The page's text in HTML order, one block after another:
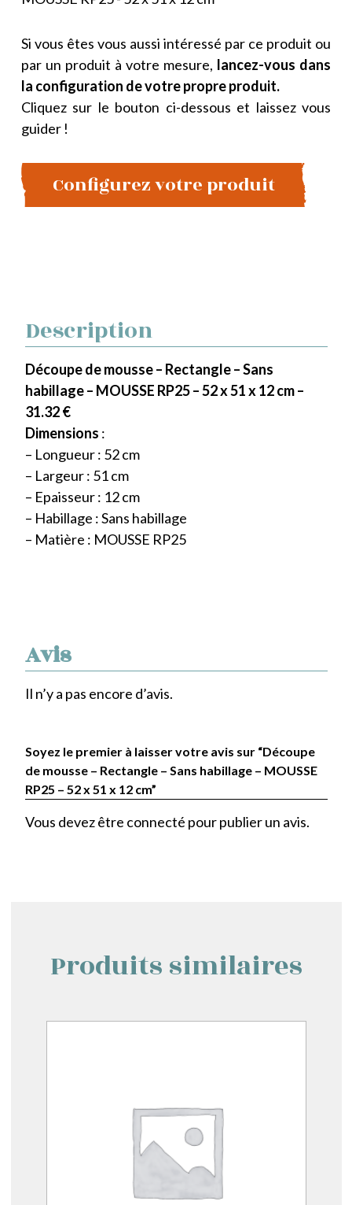
Si vous êtes vous aussi intéressé par ce produit ou
par un produit à votre mesure, lancez-vous dans
la configuration de votre propre produit.
Cliquez sur le bouton ci-dessous et laissez vous
guider !
Configurez votre produit
Avis
Il n’y a pas encore d’avis.
Soyez le premier à laisser votre avis sur “Découpe
de mousse – Rectangle – Sans habillage – MOUSSE
RP25 – 52 x 51 x 12 cm”
Vous devez être connecté pour publier un avis.
Description
Découpe de mousse – Rectangle – Sans
habillage – MOUSSE RP25 – 52 x 51 x 12 cm –
31.32 €
Dimensions :
– Longueur : 52 cm
– Largeur : 51 cm
– Epaisseur : 12 cm
– Habillage : Sans habillage
– Matière : MOUSSE RP25
Produits similaires